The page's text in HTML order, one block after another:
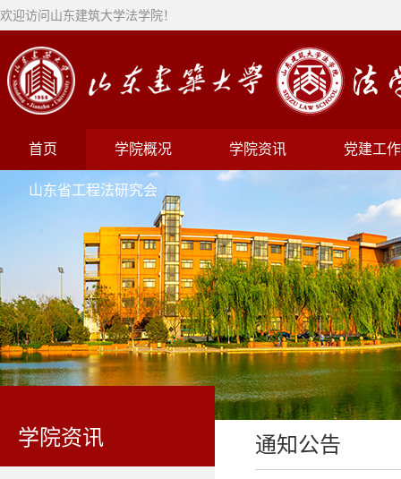
欢迎访问山东建筑大学法学院！
首页 学院概况 学院资讯 党建工作
山东省工程法研究会
学院资讯 通知公告